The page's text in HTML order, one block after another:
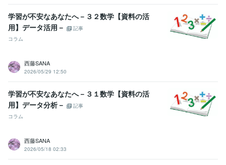
学習が不安なあなたへ－３２数学【資料の活
用】データ活用－
記事
コラム
西藤SANA
2026/05/29 12:50
学習が不安なあなたへ－３１数学【資料の活
用】データ分析－
記事
コラム
西藤SANA
2026/05/18 02:33